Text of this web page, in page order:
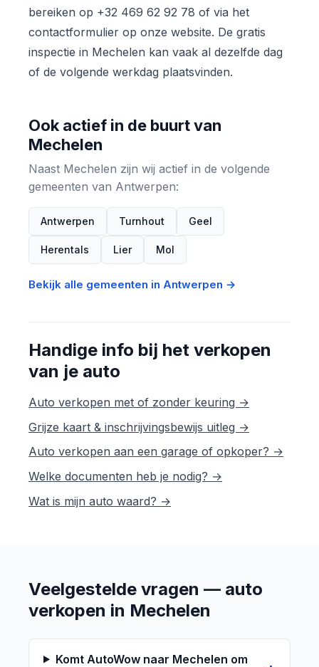
bereiken op +32 469 62 92 78 of via het
contactformulier op onze website. De gratis
inspectie in Mechelen kan vaak al dezelfde dag
of de volgende werkdag plaatsvinden.
Ook actief in de buurt van
Mechelen
Naast Mechelen zijn wij actief in de volgende
gemeenten van Antwerpen:
Antwerpen Turnhout Geel
Herentals Lier Mol
Bekijk alle gemeenten in Antwerpen →
Handige info bij het verkopen
van je auto
Auto verkopen met of zonder keuring →
Grijze kaart & inschrijvingsbewijs uitleg →
Auto verkopen aan een garage of opkoper? →
Welke documenten heb je nodig? →
Wat is mijn auto waard? →
Veelgestelde vragen — auto
verkopen in Mechelen
Komt AutoWow naar Mechelen om